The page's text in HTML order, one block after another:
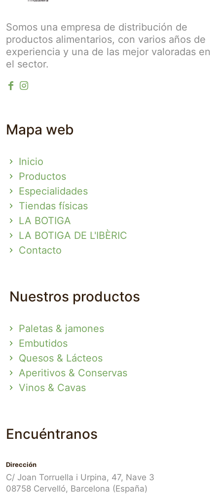
Somos una empresa de distribución de
productos alimentarios, con varios años de
experiencia y una de las mejor valoradas en
el sector.
Mapa web
Inicio
Productos
Especialidades
Tiendas físicas
LA BOTIGA
LA BOTIGA DE L'IBÈRIC
Contacto
Nuestros productos
Paletas & jamones
Embutidos
Quesos & Lácteos
Aperitivos & Conservas
Vinos & Cavas
Encuéntranos
Dirección
C/ Joan Torruella i Urpina, 47, Nave 3
08758 Cervelló, Barcelona (España)